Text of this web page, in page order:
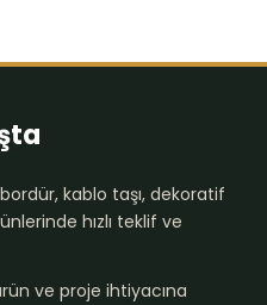
kablo taşı, dekoratif
hızlı teklif ve
ve proje ihtiyacına